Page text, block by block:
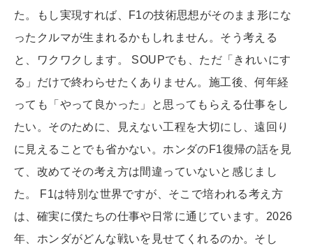
た。もし実現すれば、F1の技術思想がそのまま形にな
ったクルマが生まれるかもしれません。そう考える
と、ワクワクします。 SOUPでも、ただ「きれいにす
る」だけで終わらせたくありません。施工後、何年経
っても「やって良かった」と思ってもらえる仕事をし
たい。そのために、見えない工程を大切にし、遠回り
に見えることでも省かない。ホンダのF1復帰の話を見
て、改めてその考え方は間違っていないと感じまし
た。 F1は特別な世界ですが、そこで培われる考え方
は、確実に僕たちの仕事や日常に通じています。2026
年、ホンダがどんな戦いを見せてくれるのか。そし